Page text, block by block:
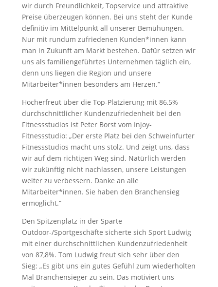
wir durch Freundlichkeit, Topservice und attraktive
Preise überzeugen können. Bei uns steht der Kunde
definitiv im Mittelpunkt all unserer Bemühungen.
Nur mit rundum zufriedenen Kunden*innen kann
man in Zukunft am Markt bestehen. Dafür setzen wir
uns als familiengeführtes Unternehmen täglich ein,
denn uns liegen die Region und unsere
Mitarbeiter*innen besonders am Herzen.“
Hocherfreut über die Top-Platzierung mit 86,5%
durchschnittlicher Kundenzufriedenheit bei den
Fitnessstudios ist Peter Borst vom Injoy-
Fitnessstudio: „Der erste Platz bei den Schweinfurter
Fitnessstudios macht uns stolz. Und zeigt uns, dass
wir auf dem richtigen Weg sind. Natürlich werden
wir zukünftig nicht nachlassen, unsere Leistungen
weiter zu verbessern. Danke an alle
Mitarbeiter*innen. Sie haben den Branchensieg
ermöglicht.“
Den Spitzenplatz in der Sparte
Outdoor-/Sportgeschäfte sicherte sich Sport Ludwig
mit einer durchschnittlichen Kundenzufriedenheit
von 87,8%. Tom Ludwig freut sich sehr über den
Sieg: „Es gibt uns ein gutes Gefühl zum wiederholten
Mal Branchensieger zu sein. Das motiviert uns